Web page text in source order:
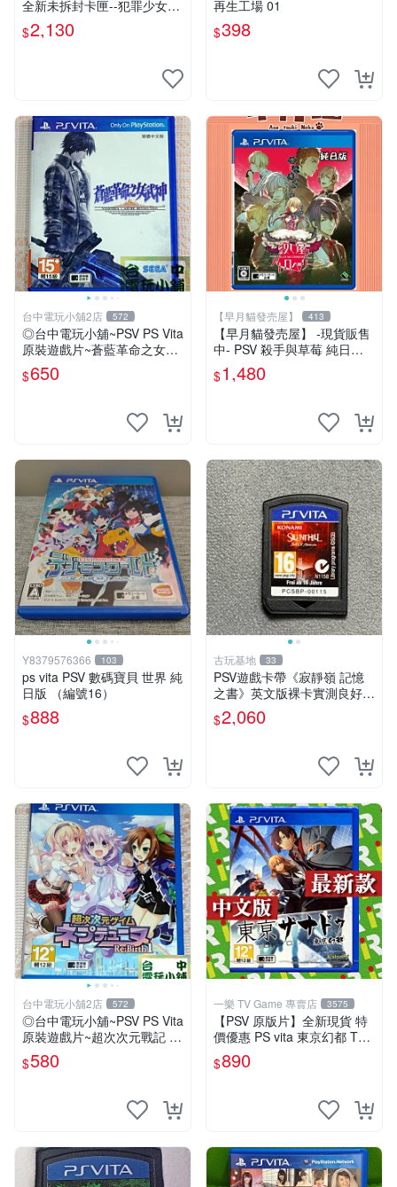
全新未拆封卡匣--犯罪少女2
《Criminal Girls 2》限定版
(日版)
$2,130
再生工場 01
$398
台中電玩小舖2店 572
◎台中電玩小舖~PSV PS Vita
原裝遊戲片~蒼藍革命之女武
神 中文版 中文版 ~650
$650
【早月貓發売屋】 413
【早月貓發売屋】 -現貨販售
中- PSV 殺手與草莓 純日版
日文版 ※戀愛×懸疑※ 戀愛AD
V遊戲
$1,480
Y8379576366 103
ps vita PSV 數碼寶貝 世界 純
日版 （編號16）
$888
古玩基地 33
PSV遊戲卡帶《寂靜嶺 記憶
之書》英文版裸卡實測良好
限定PSV平臺獨享 廚房遊戲
獲得熱銷推薦 寂靜嶺 電玩遊
$2,060
台中電玩小舖2店 572
◎台中電玩小舖~PSV PS Vita
原裝遊戲片~超次次元戰記 戰
$580
一樂 TV Game 專賣店 3575
【PSV 原版片】全新現貨 特
價優惠 PS vita 東京幻都 TOK
YO XANADU 中文版【台中一
樂電玩】
$890